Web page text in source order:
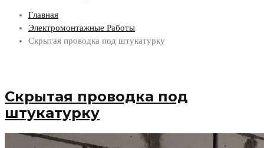
Главная
Электромонтажные Работы
Скрытая проводка под штукатурку
Скрытая проводка под
штукатурку